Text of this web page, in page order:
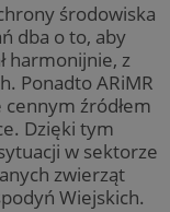
środowiska
dba o to, aby
harmonijnie, z
Ponadto ARiMR
źródłem
Dzięki tym
w sektorze
zwierząt
Wiejskich.